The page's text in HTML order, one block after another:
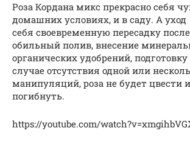
Роза Кордана микс прекрасно себя
домашних условиях, и в саду. А
себя своевременную пересадку
обильный полив, внесение
органических удобрений,
случае отсутствия одной или
манипуляций, роза не будет цвести
погибнуть.
https://youtube.com/